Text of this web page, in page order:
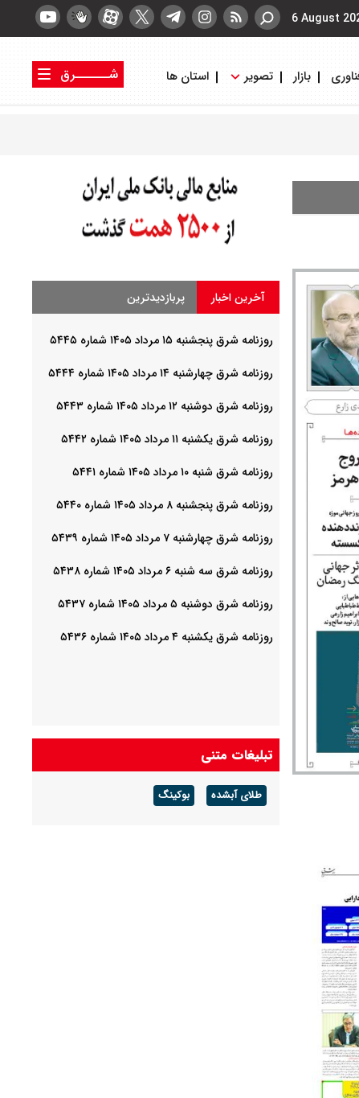
6 August
بازار تصویر استان ها
شــــــرق
آخرین اخبار پربازدیدترین
روزنامه شرق پنجشنبه ۱۵ مرداد ۱۴۰۵ شماره ۵۴۴۵
روزنامه شرق چهارشنبه ۱۴ مرداد ۱۴۰۵ شماره ۵۴۴۴
روزنامه شرق دوشنبه ۱۲ مرداد ۱۴۰۵ شماره ۵۴۴۳
روزنامه شرق یکشنبه ۱۱ مرداد ۱۴۰۵ شماره ۵۴۴۲
روزنامه شرق شنبه ۱۰ مرداد ۱۴۰۵ شماره ۵۴۴۱
روزنامه شرق پنجشنبه ۸ مرداد ۱۴۰۵ شماره ۵۴۴۰
روزنامه شرق چهارشنبه ۷ مرداد ۱۴۰۵ شماره ۵۴۳۹
روزنامه شرق سه شنبه ۶ مرداد ۱۴۰۵ شماره ۵۴۳۸
روزنامه شرق دوشنبه ۵ مرداد ۱۴۰۵ شماره ۵۴۳۷
روزنامه شرق یکشنبه ۴ مرداد ۱۴۰۵ شماره ۵۴۳۶
تبلیغات متنی
طلای آبشده بوکینگ